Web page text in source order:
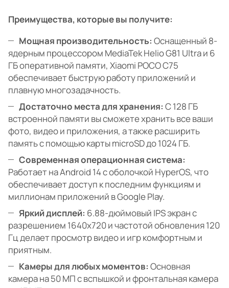
Преимущества, которые вы получите:
Мощная производительность: Оснащенный 8-
ядерным процессором MediaTek Helio G81 Ultra и 6
ГБ оперативной памяти, Xiaomi POCO C75
обеспечивает быструю работу приложений и
плавную многозадачность.
Достаточно места для хранения: С 128 ГБ
встроенной памяти вы сможете хранить все ваши
фото, видео и приложения, а также расширить
память с помощью карты microSD до 1024 ГБ.
Современная операционная система:
Работает на Android 14 с оболочкой HyperOS, что
обеспечивает доступ к последним функциям и
миллионам приложений в Google Play.
Яркий дисплей: 6.88-дюймовый IPS экран с
разрешением 1640x720 и частотой обновления 120
Гц делает просмотр видео и игр комфортным и
приятным.
Камеры для любых моментов: Основная
камера на 50 МП с вспышкой и фронтальная камера